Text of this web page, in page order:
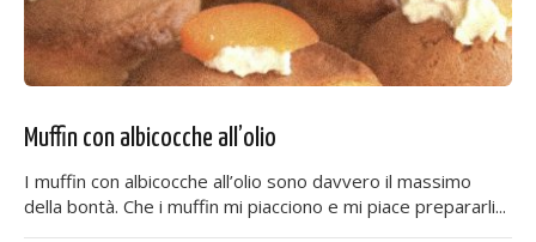
Muffin con albicocche all’olio
I muffin con albicocche all’olio sono davvero il massimo
della bontà. Che i muffin mi piacciono e mi piace prepararli...